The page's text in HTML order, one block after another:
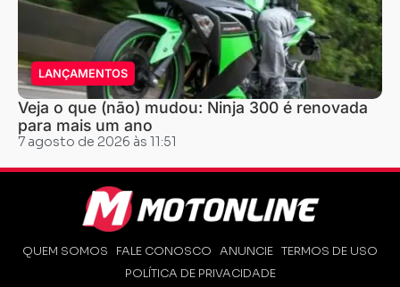
LANÇAMENTOS
Veja o que (não) mudou: Ninja 300 é renovada
para mais um ano
7 agosto de 2026 às 11:51
QUEM SOMOS FALE CONOSCO ANUNCIE TERMOS DE USO
POLÍTICA DE PRIVACIDADE